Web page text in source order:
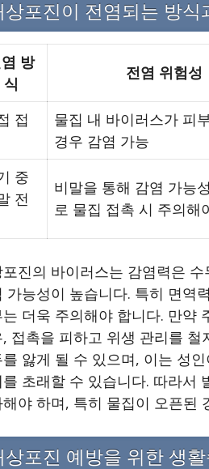
상포진이 전염되는 방식
방
식
전염 위험성
접
물집 내 바이러스가 피
경우 감염 가능
중
전
비말을 통해 감염 가능
로 물집 접촉 시 주의해
포진의 바이러스는 감염력은
가능성이 높습니다. 특히 면역
더욱 주의해야 합니다. 만약
, 접촉을 피하고 위생 관리를
를 앓게 될 수 있으며, 이는 성
를 초래할 수 있습니다. 따라서
해야 하며, 특히 물집이 오픈된
상포진 예방을 위한 생